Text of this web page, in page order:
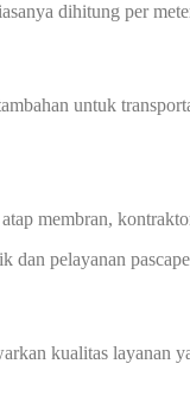
dihitung per
untuk
membran,
dan pelayanan
kualitas